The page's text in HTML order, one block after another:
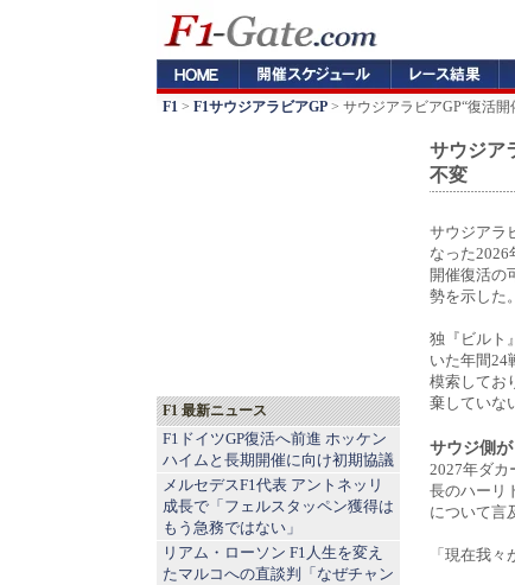
F1 > F1サウジアラビアGP > サウジアラビアGP“復活
サウジア
不変
サウジアラ
なった2026
開催復活の
勢を示した。
独『ビルト
いた年間24
模索してお
棄していな
サウジ側
2027年ダカ
長のハーリ
について言
「現在我
F1 最新ニュース
F1ドイツGP復活へ前進 ホッケン
ハイムと長期開催に向け初期協議
メルセデスF1代表 アントネッリ
成長で「フェルスタッペン獲得は
もう急務ではない」
リアム・ローソン F1人生を変え
たマルコへの直談判「なぜチャン